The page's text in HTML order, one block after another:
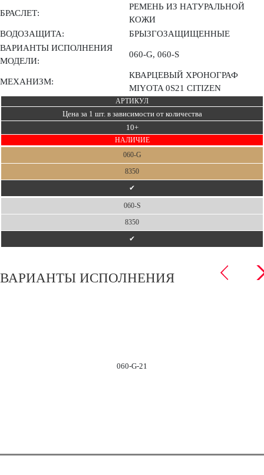
БРАСЛЕТ:
РЕМЕНЬ ИЗ НАТУРАЛЬНОЙ
КОЖИ
ВОДОЗАЩИТА:
БРЫЗГОЗАЩИЩЕННЫЕ
ВАРИАНТЫ ИСПОЛНЕНИЯ
МОДЕЛИ:
060-G, 060-S
МЕХАНИЗМ:
КВАРЦЕВЫЙ ХРОНОГРАФ
MIYOTA 0S21 CITIZEN
АРТИКУЛ
Цена за 1 шт. в зависимости от количества
10+
НАЛИЧИЕ
060-G
8350
✔
060-S
8350
✔
ВАРИАНТЫ ИСПОЛНЕНИЯ
060-G-21